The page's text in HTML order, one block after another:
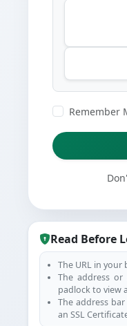
Remember
Read Before
The URL in
The address
padlock to view
The address
an SSL